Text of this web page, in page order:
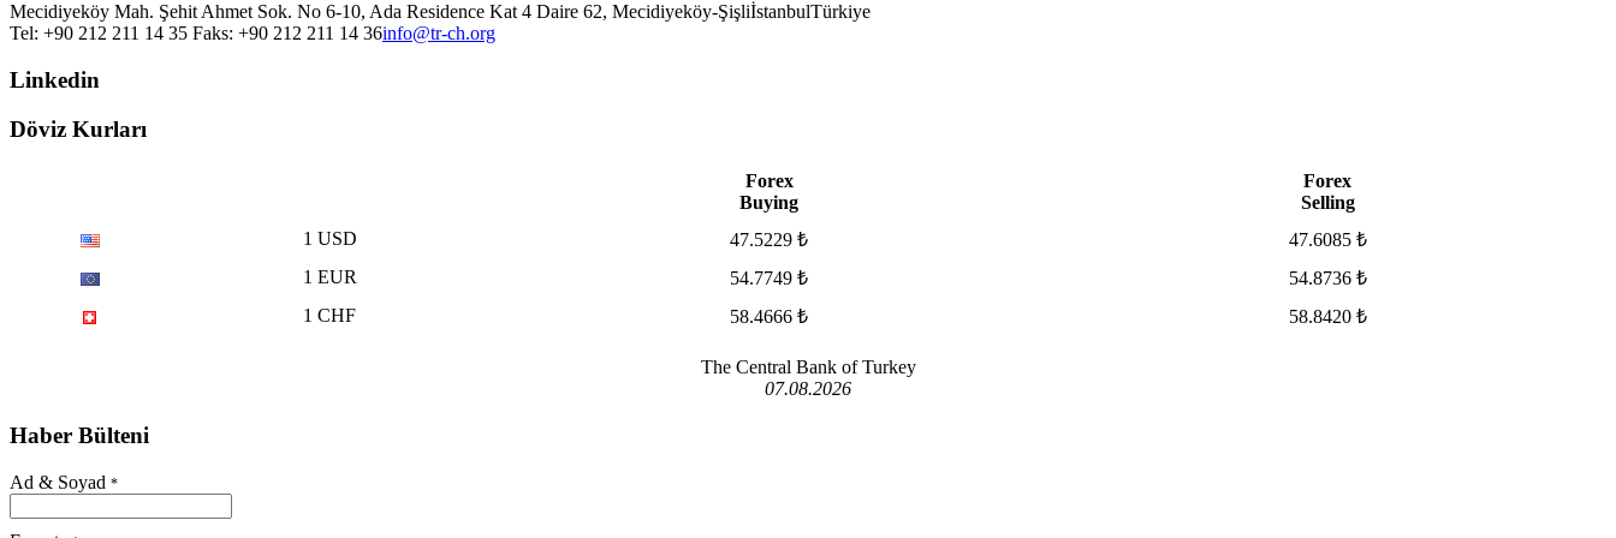
Mecidiyeköy Mah. Şehit Ahmet Sok. No 6-10, Ada Residence Kat 4 Daire 62, Mecidiyeköy-ŞişliİstanbulTürkiye
Tel: +90 212 211 14 35 Faks: +90 212 211 14 36info@tr-ch.org
Linkedin
Döviz Kurları
Forex
Buying
Forex
Selling
1 USD
47.5229 ₺
47.6085 ₺
1 EUR
54.7749 ₺
54.8736 ₺
1 CHF
58.4666 ₺ 58.8420 ₺
The Central Bank of Turkey
07.08.2026
Haber Bülteni
Ad & Soyad *